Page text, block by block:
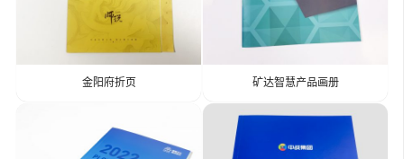
金阳府折页 矿达智慧产品画册